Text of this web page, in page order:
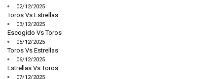
02/12/2025
Toros Vs Estrellas
03/12/2025
Escogido Vs Toros
05/12/2025
Toros Vs Estrellas
06/12/2025
Estrellas Vs Toros
07/12/2025